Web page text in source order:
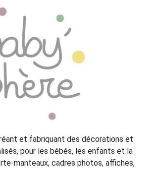
et fabriquant des décorations et
pour les bébés, les enfants et la
manteaux, cadres photos, affiches,